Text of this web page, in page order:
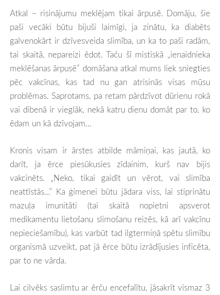
Atkal – risinājumu meklējam tikai ārpusē. Domāju, šie
paši vecāki būtu bijuši laimīgi, ja zinātu, ka diabēts
galvenokārt ir dzīvesveida slimība, un ka to paši radām,
tai skaitā, nepareizi ēdot. Taču šī mistiskā „ienaidnieka
meklēšanas ārpusē” domāšana atkal mums liek sniegties
pēc vakcīnas, kas tad nu gan atrisinās visas mūsu
problēmas. Saprotams, pa retam pārdzīvot dūrienu rokā
vai dibenā ir vieglāk, nekā katru dienu domāt par to, ko
ēdam un kā dzīvojam...
Kronis visam ir ārstes atbilde māmiņai, kas jautā, ko
darīt, ja ērce piesūkusies zīdainim, kurš nav bijis
vakcinēts. „Neko, tikai gaidīt un vērot, vai slimība
neattīstās...” Ka ģimenei būtu jādara viss, lai stiprinātu
mazuļa imunitāti (tai skaitā nopietni apsverot
medikamentu lietošanu slimošanu reizēs, kā arī vakcīnu
nepieciešamību), kas varbūt tad ilgtermiņā spētu slimību
organismā uzveikt, pat jā ērce būtu izrādījusies inficēta,
par to ne vārda.
Lai cilvēks saslimtu ar ērču encefalītu, jāsakrīt vismaz 3